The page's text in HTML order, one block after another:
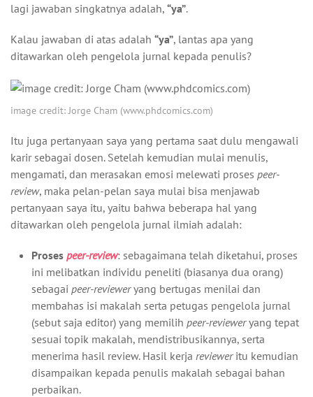
lagi jawaban singkatnya adalah, “ya”.
Kalau jawaban di atas adalah “ya”, lantas apa yang
ditawarkan oleh pengelola jurnal kepada penulis?
image credit: Jorge Cham (www.phdcomics.com)
Itu juga pertanyaan saya yang pertama saat dulu mengawali
karir sebagai dosen. Setelah kemudian mulai menulis,
mengamati, dan merasakan emosi melewati proses peer-
review, maka pelan-pelan saya mulai bisa menjawab
pertanyaan saya itu, yaitu bahwa beberapa hal yang
ditawarkan oleh pengelola jurnal ilmiah adalah:
Proses peer-review: sebagaimana telah diketahui, proses
ini melibatkan individu peneliti (biasanya dua orang)
sebagai peer-revieweryang bertugas menilai dan
membahas isi makalah serta petugas pengelola jurnal
(sebut saja editor) yang memilih peer-revieweryang tepat
sesuai topik makalah, mendistribusikannya, serta
menerima hasil review. Hasil kerja revieweritu kemudian
disampaikan kepada penulis makalah sebagai bahan
perbaikan.